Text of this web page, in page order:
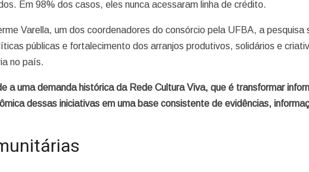
Em 98% dos casos, eles nunca acessaram linha de crédito.
Varella, um dos coordenadores do consórcio pela UFBA, a pesquisa
públicas e fortalecimento dos arranjos produtivos, solidários e
no país.
a uma demanda histórica da Rede Cultura Viva, que é transformar
dessas iniciativas em uma base consistente de evidências,